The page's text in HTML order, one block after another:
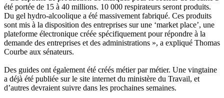
été portée de 15 à 40 millions. 10 000 respirateurs seront produits.
Du gel hydro-alcoolique a été massivement fabriqué. Ces produits
sont mis à la disposition des entreprises sur une ‘market place’, une
plateforme électronique créée spécifiquement pour répondre à la
demande des entreprises et des administrations », a expliqué Thomas
Courbe aux sénateurs.
Des guides ont également été créés métier par métier. Une vingtaine
a déjà été publiée sur le site internet du ministère du Travail, et
d’autres devraient suivre dans les prochaines semaines.